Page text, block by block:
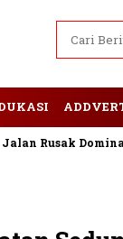
Rusak Dominasi